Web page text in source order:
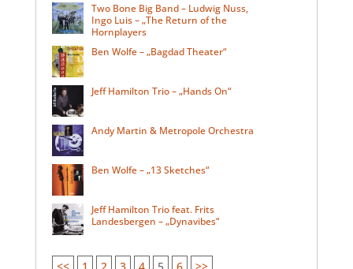
Two Bone Big Band – Ludwig Nuss,
Ingo Luis – „The Return of the
Hornplayers
Ben Wolfe – „Bagdad Theater“
Jeff Hamilton Trio – „Hands On“
Andy Martin & Metropole Orchestra
Ben Wolfe – „13 Sketches“
Jeff Hamilton Trio feat. Frits
Landesbergen – „Dynavibes“